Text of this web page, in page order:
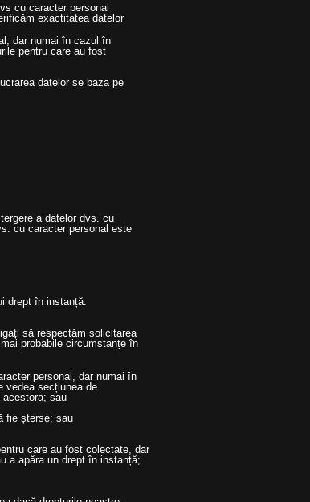
cu caracter personal
exactitatea datelor
dar numai în cazul în
pentru care au fost
datelor se baza pe
a datelor dvs. cu
cu caracter personal este
în instanță.
să respectăm solicitarea
probabile circumstanțe în
personal, dar numai în
secțiunea de
acestora; sau
șterse; sau
care au fost colectate, dar
a apăra un drept în instanță;